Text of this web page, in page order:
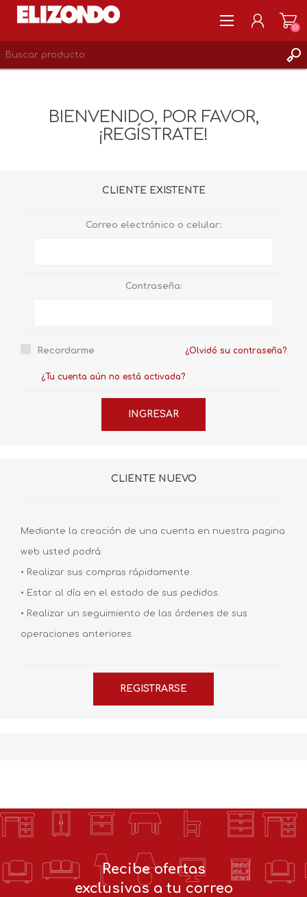
LISTA DE DESEOS 0
(0)
BIENVENIDO, POR FAVOR,
¡REGÍSTRATE!
CLIENTE EXISTENTE
Correo electrónico o celular:
Contraseña:
Recordarme ¿Olvidó su contraseña?
¿Tu cuenta aún no está activada?
CLIENTE NUEVO
Mediante la creación de una cuenta en nuestra pagina
web usted podrá:
• Realizar sus compras rápidamente.
• Estar al día en el estado de sus pedidos.
• Realizar un seguimiento de las órdenes de sus
operaciones anteriores.
Recibe ofertas
exclusivas a tu correo